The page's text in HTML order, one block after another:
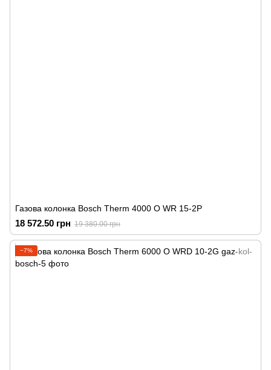
Газова колонка Bosch Therm 4000 O WR 15-2P
18 572.50 грн 19 380.00 грн
−7%